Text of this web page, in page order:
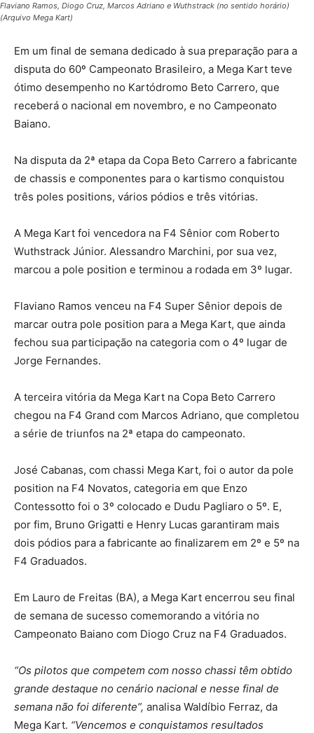
Flaviano Ramos, Diogo Cruz, Marcos Adriano e Wuthstrack (no sentido horário)
(Arquivo Mega Kart)
Em um final de semana dedicado à sua preparação para a
disputa do 60º Campeonato Brasileiro, a Mega Kart teve
ótimo desempenho no Kartódromo Beto Carrero, que
receberá o nacional em novembro, e no Campeonato
Baiano.
Na disputa da 2ª etapa da Copa Beto Carrero a fabricante
de chassis e componentes para o kartismo conquistou
três poles positions, vários pódios e três vitórias.
A Mega Kart foi vencedora na F4 Sênior com Roberto
Wuthstrack Júnior. Alessandro Marchini, por sua vez,
marcou a pole position e terminou a rodada em 3º lugar.
Flaviano Ramos venceu na F4 Super Sênior depois de
marcar outra pole position para a Mega Kart, que ainda
fechou sua participação na categoria com o 4º lugar de
Jorge Fernandes.
A terceira vitória da Mega Kart na Copa Beto Carrero
chegou na F4 Grand com Marcos Adriano, que completou
a série de triunfos na 2ª etapa do campeonato.
José Cabanas, com chassi Mega Kart, foi o autor da pole
position na F4 Novatos, categoria em que Enzo
Contessotto foi o 3º colocado e Dudu Pagliaro o 5º. E,
por fim, Bruno Grigatti e Henry Lucas garantiram mais
dois pódios para a fabricante ao finalizarem em 2º e 5º na
F4 Graduados.
Em Lauro de Freitas (BA), a Mega Kart encerrou seu final
de semana de sucesso comemorando a vitória no
Campeonato Baiano com Diogo Cruz na F4 Graduados.
“Os pilotos que competem com nosso chassi têm obtido
grande destaque no cenário nacional e nesse final de
semana não foi diferente”, analisa Waldíbio Ferraz, da
Mega Kart. “Vencemos e conquistamos resultados